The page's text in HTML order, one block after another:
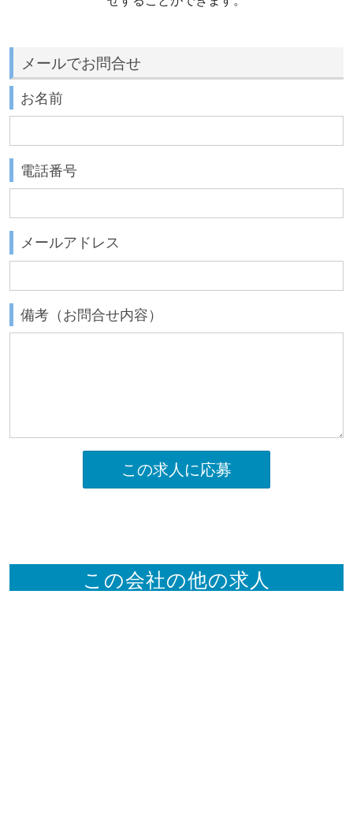
メールでお問合せ
お名前
電話番号
メールアドレス
備考（お問合せ内容）
この求人に応募
この会社の他の求人